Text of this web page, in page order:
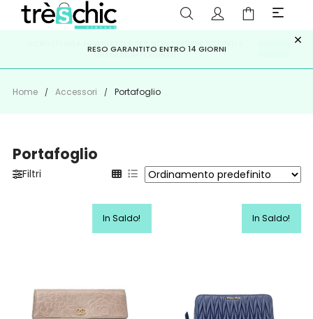
PAGA A RATE CONKLARNA,HEYLIGHT, APPAGO
ISCRIVITI ALLA NEWSLETTER PER NON PERDERE SCONTI E
OFFERTE IMPERDIBILI!
RESO GARANTITO ENTRO 14 GIORNI ×
Home Accessori Portafoglio
Portafoglio
Filtri
In Saldo! In Saldo!